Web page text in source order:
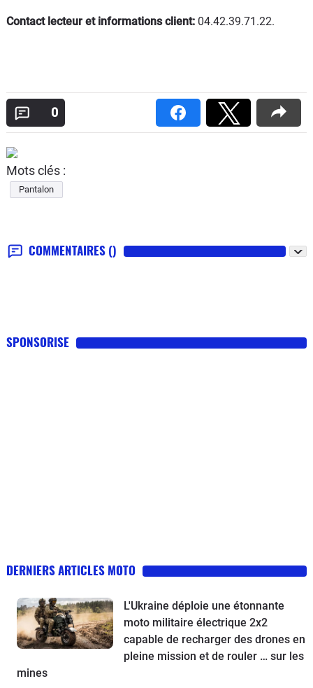
Contact lecteur et informations client: 04.42.39.71.22.
0
Mots clés :
Pantalon
COMMENTAIRES ()
SPONSORISE
DERNIERS ARTICLES MOTO
L'Ukraine déploie une étonnante
moto militaire électrique 2x2
capable de recharger des drones en
pleine mission et de rouler … sur les
mines